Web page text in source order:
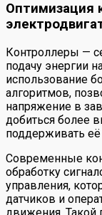
Оптимизация
Контроллеры —
подачу энергии
использование
алгоритмов,
напряжение в
добиться более
поддерживать её
Современные
обработку
управления,
датчиков и